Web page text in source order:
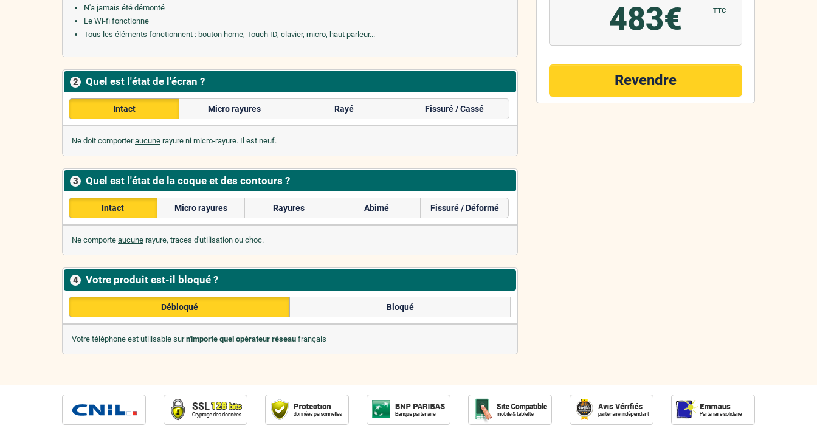
N'a jamais été démonté
Le Wi-fi fonctionne
Tous les éléments fonctionnent : bouton home, Touch ID, clavier, micro, haut parleur...
2 Quel est l'état de l'écran ?
Intact Micro rayures Rayé Fissuré / Cassé
Ne doit comporteraucune rayure ni micro-rayure. Il est neuf.
3 Quel est l'état de la coque et des contours ?
Intact Micro rayures Rayures Abimé Fissuré / Déformé
Ne comporte aucune rayure, traces d'utilisation ou choc.
4 Votre produit est-il bloqué ?
Débloqué Bloqué
Votre téléphone est utilisable surn'importe quel opérateur réseau français
483€ TTC
Revendre